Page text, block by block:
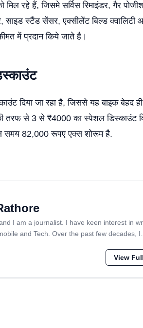
रहे हैं, जिसमे सर्विस रिमाइंडर, गैर
साइड स्टैंड सेंसर, एक्सीलेंट बिल्ड
में प्रदान किये जाते है।
दिया जा रहा है, जिससे यह बाइक बेहद
तरफ से 3 से ₹4000 का स्पेशल डिस्काउंट
समय 82,000 रूपए एक्स शोरूम है.
I am a journalist. I have keen interest in
and Tech. Over the past few decades, I…
View